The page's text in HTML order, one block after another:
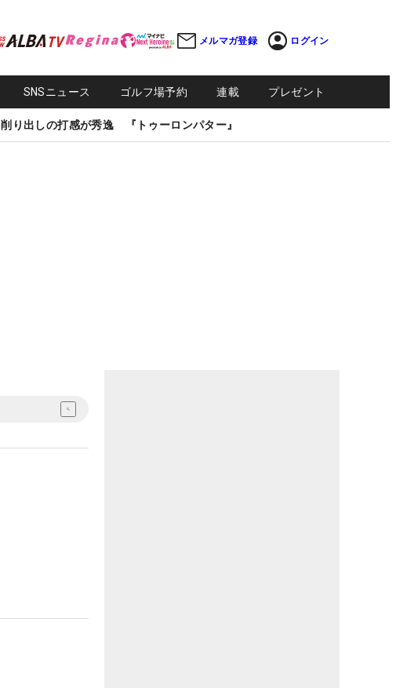
メルマガ登録 ログイン
SNSニュース ゴルフ場予約 連載 プレゼント
削り出しの打感が秀逸 『トゥーロンパター』